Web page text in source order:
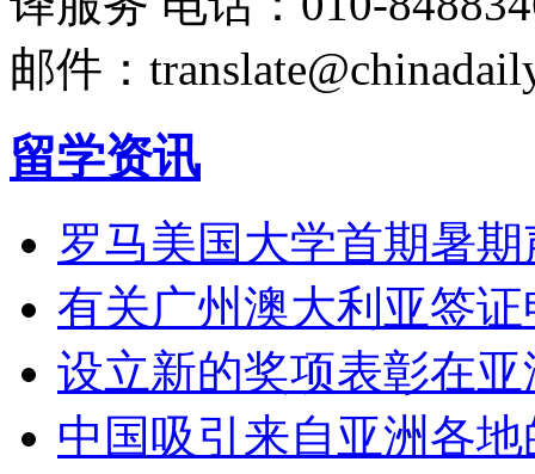
邮件：
留学资讯
罗马美国大学首期暑
有关广州澳大利亚签
设立新的奖项表彰在
中国吸引来自亚洲各